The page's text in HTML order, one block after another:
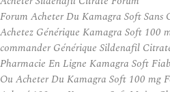
Forum Acheter Du Kamagra Soft Sans
Achetez Générique Kamagra Soft 100
commander Générique Sildenafil
Pharmacie En Ligne Kamagra Soft
Ou Acheter Du Kamagra Soft 100 mg